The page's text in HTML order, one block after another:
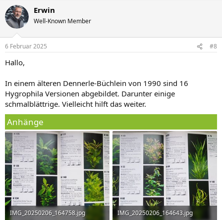
Erwin
Well-Known Member
6 Februar 2025 #8
Hallo,
In einem älteren Dennerle-Büchlein von 1990 sind 16
Hygrophila Versionen abgebildet. Darunter einige
schmalblättrige. Vielleicht hilft das weiter.
Anhänge
IMG_20250206_164758.jpg
IMG_20250206_164643.jpg